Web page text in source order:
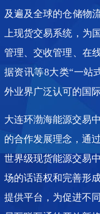
及遍及全球的仓储物
上现货交易系统，为
管理、交收管理、在
据资讯等8大类“一站
外业界广泛认可的国
大连环渤海能源交易
的合作发展理念，通
世界级现货能源交易
场的话语权和完善形
提供平台，为促进不